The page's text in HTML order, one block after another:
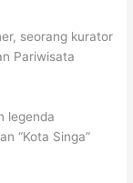
seorang kurator
Pariwisata
legenda
“Kota Singa”